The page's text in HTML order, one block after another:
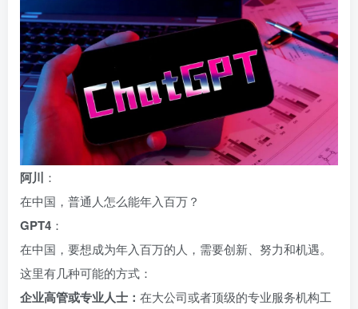
阿川 ：
在中国，普通人怎么能年入百万？
GPT4 ：
在中国，要想成为年入百万的人，需要创新、努力和机遇。
这里有几种可能的方式：
企业高管或专业人士： 在大公司或者顶级的专业服务机构工